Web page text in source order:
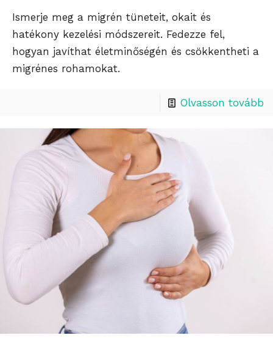
Ismerje meg a migrén tüneteit, okait és
hatékony kezelési módszereit. Fedezze fel,
hogyan javíthat életminőségén és csökkentheti a
migrénes rohamokat.
Olvasson tovább